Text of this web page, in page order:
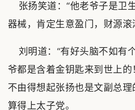
张扬笑道：“他老爷子是卫
器械，肯定生意盈门，财源滚
刘明道：“有好头脑不如有
爷都是含着金钥匙来到世上的
不由得想起张扬也是文副总
算得上太子党。